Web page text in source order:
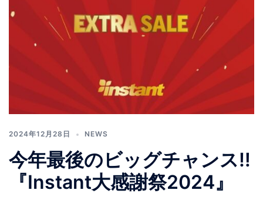
2024年12月28日 NEWS
今年最後のビッグチャンス‼︎
『Instant大感謝祭2024』